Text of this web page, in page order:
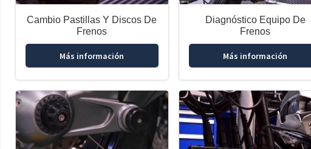
Cambio Pastillas Y Discos De
Frenos
Más información
Diagnóstico Equipo De
Frenos
Más información